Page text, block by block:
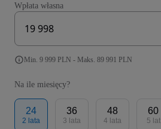
Wpłata własna
Min. 9 999 PLN - Maks. 89 991 PLN
Na ile miesięcy?
24
2 lata
36
3 lata
48
4 lata
60
5 lat